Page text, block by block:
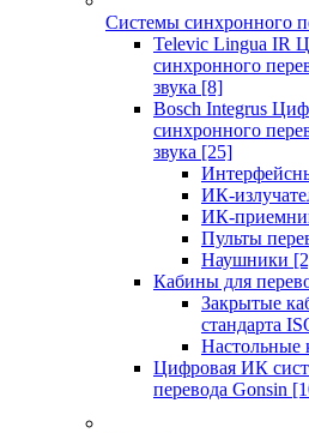
Системы синхронного
Televic Lingua IR
синхронного
звука [8]
Bosch Integrus
синхронного
звука [25]
ИК-
ИК-
Пульты
Наушники
Кабины для
Закрытые
стандарта
Настольные
Цифровая ИК
перевода Gonsin